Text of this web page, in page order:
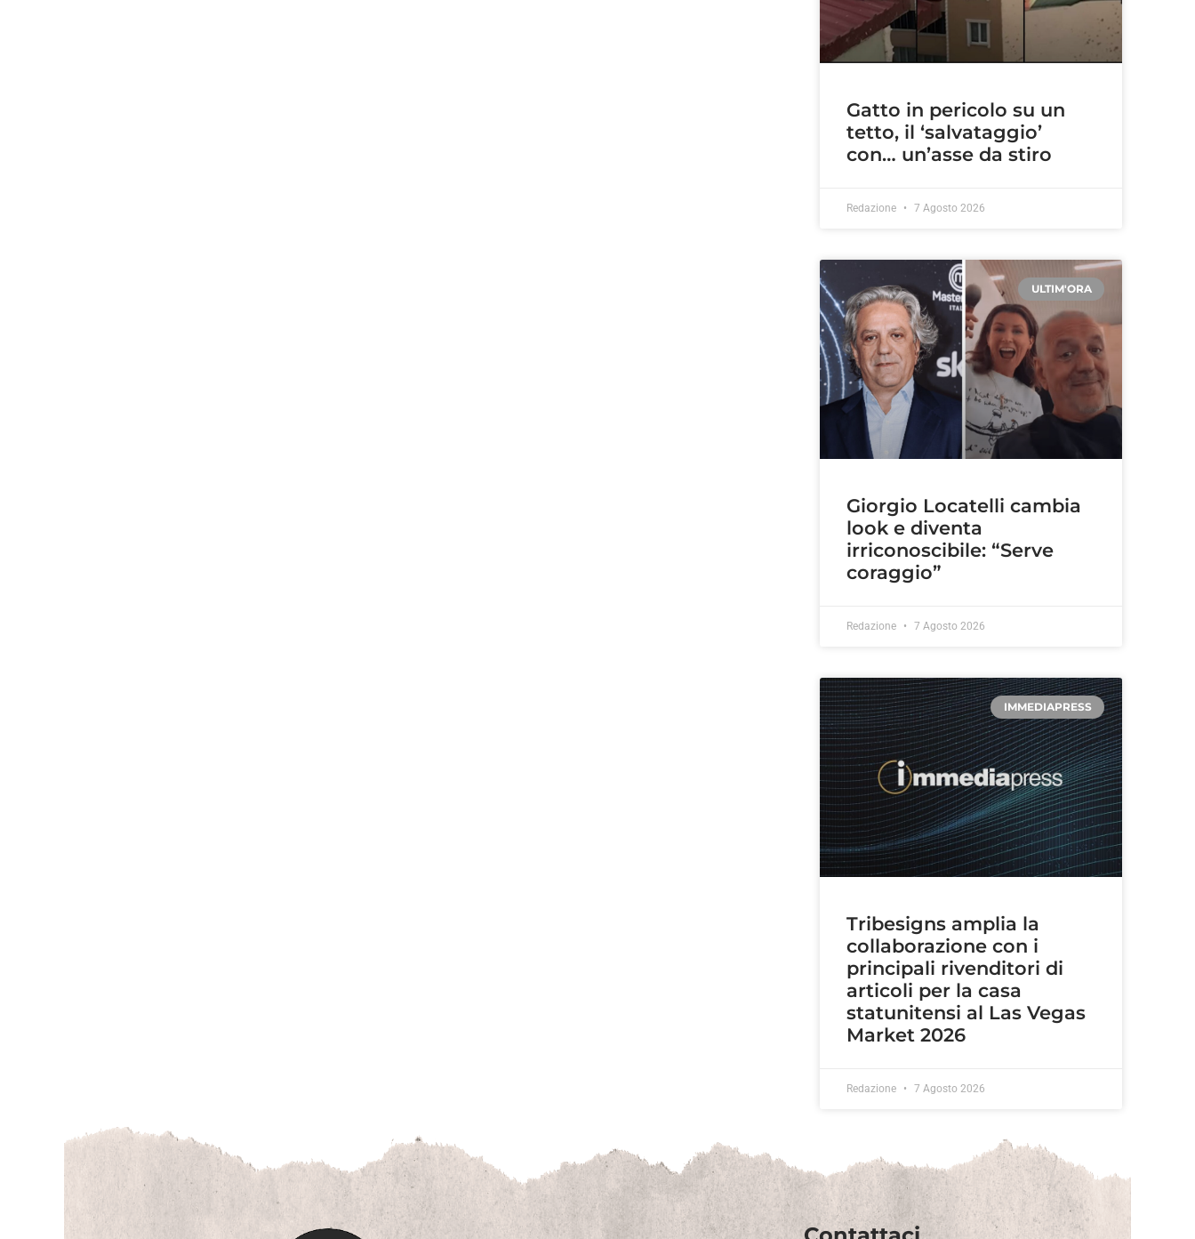
Gatto in pericolo su un
tetto, il ‘salvataggio’
con… un’asse da stiro
Redazione 7 Agosto 2026
ULTIM'ORA
Giorgio Locatelli cambia
look e diventa
irriconoscibile: “Serve
coraggio”
Redazione 7 Agosto 2026
IMMEDIAPRESS
Tribesigns amplia la
collaborazione con i
principali rivenditori di
articoli per la casa
statunitensi al Las Vegas
Market 2026
Redazione 7 Agosto 2026